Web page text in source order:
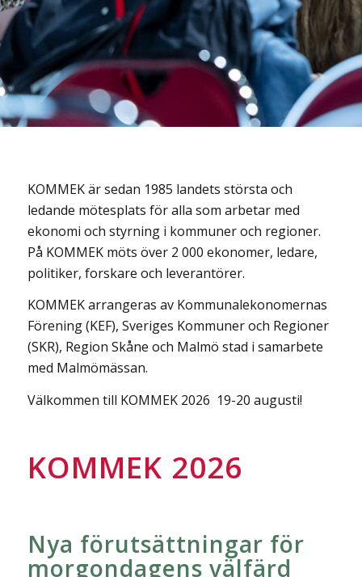
KOMMEK är sedan 1985 landets största och
ledande mötesplats för alla som arbetar med
ekonomi och styrning i kommuner och regioner.
På KOMMEK möts över 2 000 ekonomer, ledare,
politiker, forskare och leverantörer.
KOMMEK arrangeras av Kommunalekonomernas
Förening (KEF), Sveriges Kommuner och Regioner
(SKR), Region Skåne och Malmö stad i samarbete
med Malmömässan.
Välkommen till KOMMEK 2026 19-20 augusti!
KOMMEK 2026
Nya förutsättningar för
morgondagens välfärd